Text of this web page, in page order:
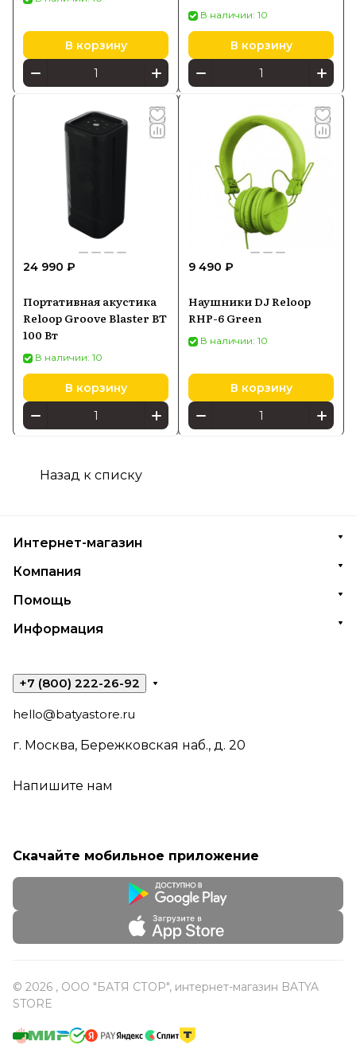
В корзину
В наличии: 10
В корзину
24 990 ₽
Портативная акустика
Reloop Groove Blaster BT
100 Вт
В наличии: 10
В корзину
9 490 ₽
Наушники DJ Reloop
RHP-6 Green
В наличии: 10
В корзину
Назад к списку
Интернет-магазин
Компания
Помощь
Информация
+7 (800) 222-26-92
hello@batyastore.ru
г. Москва, Бережковская наб., д. 20
Напишите нам
Скачайте мобильное приложение
© 2026 , ООО "БАТЯ СТОР", интернет-магазин BATYA
STORE